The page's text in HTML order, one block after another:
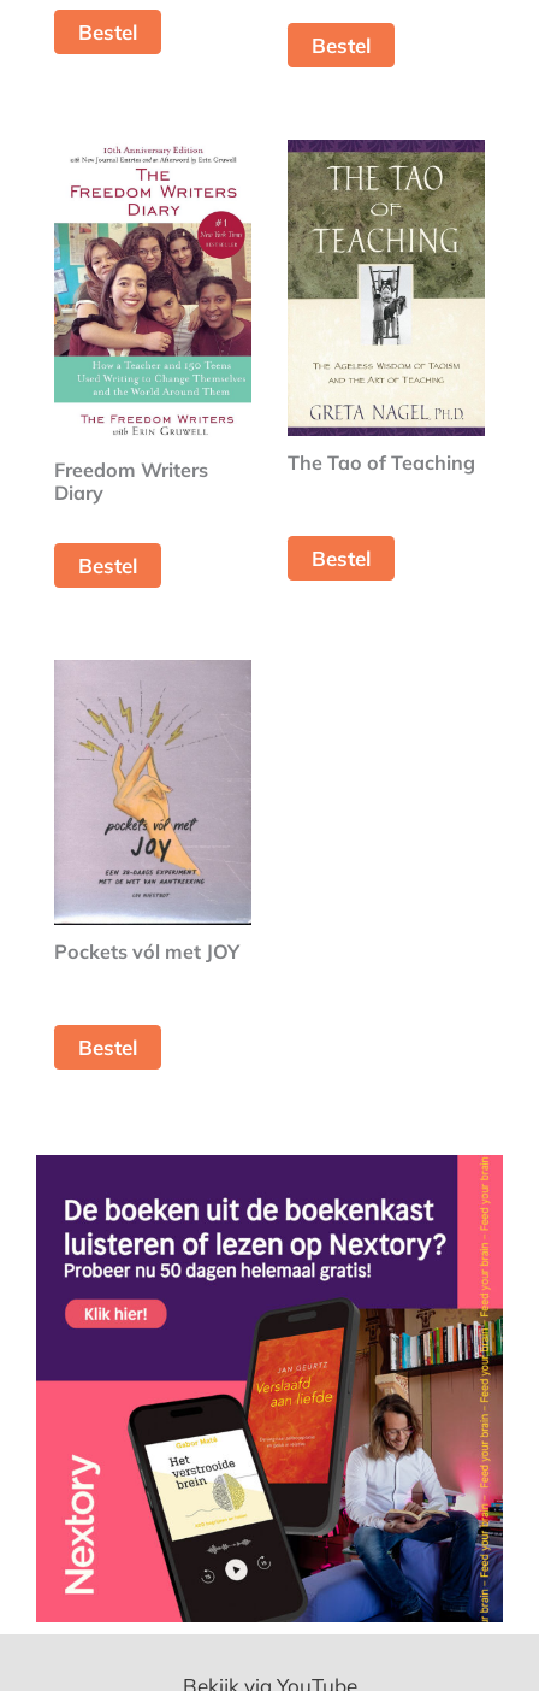
Bestel Bestel
Freedom Writers
Diary
Bestel
The Tao of Teaching
Bestel
Pockets vól met JOY
Bestel
Bekijk via YouTube